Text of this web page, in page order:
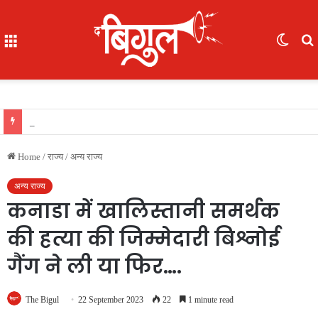
Home / राज्य / अन्य राज्य
अन्य राज्य
कनाडा में खालिस्तानी समर्थक
की हत्या की जिम्मेदारी बिश्नोई
गैंग ने ली या फिर….
The Bigul 22 September 2023 22 1 minute read